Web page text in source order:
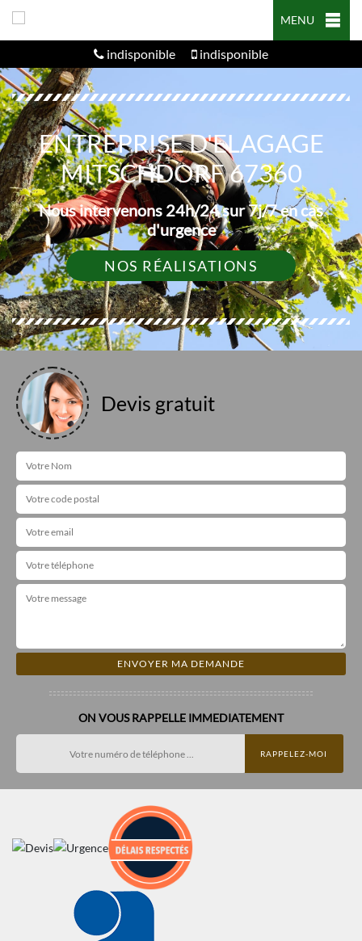
MENU
indisponible indisponible
ENTREPRISE D'ELAGAGE
MITSCHDORF 67360
Nous intervenons 24h/24 sur 7j/7 en cas
d'urgence
NOS RÉALISATIONS
Devis gratuit
ON VOUS RAPPELLE IMMEDIATEMENT